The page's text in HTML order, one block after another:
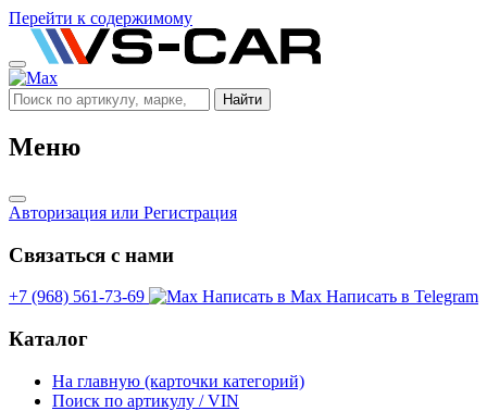
Перейти к содержимому
Найти
Меню
Авторизация или Регистрация
Связаться с нами
+7 (968) 561-73-69 Написать в Max Написать в Telegram
Каталог
На главную (карточки категорий)
Поиск по артикулу / VIN